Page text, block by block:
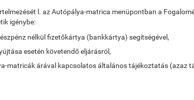
l. az Autópálya-matrica menüpontban a
igénybe:
nélkül fizetőkártya (bankkártya) segítségével,
esetén követendő eljárásról,
matricák árával kapcsolatos általános tájékoztatás (azaz